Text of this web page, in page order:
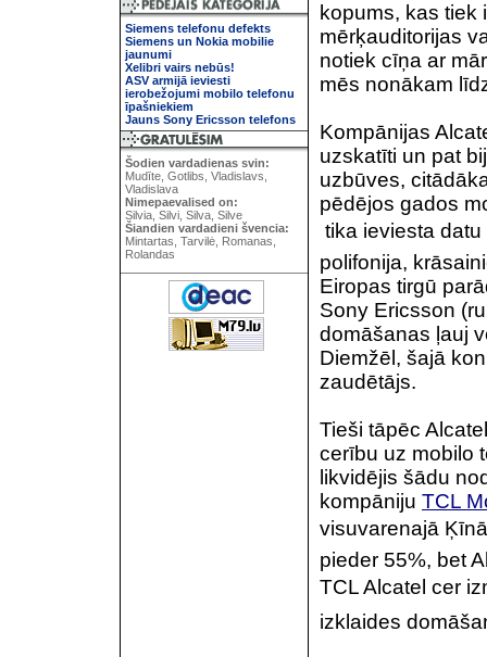
Siemens telefonu defekts
Siemens un Nokia mobilie
jaunumi
Xelibri vairs nebūs!
ASV armijā ieviesti
ierobežojumi mobilo telefonu
īpašniekiem
Jauns Sony Ericsson telefons
Šodien vardadienas svin:
Mudīte, Gotlibs, Vladislavs,
Vladislava
Nimepaevalised on:
Silvia, Silvi, Silva, Silve
Šiandien vardadieni švencia:
Mintartas, Tarvilė, Romanas,
Rolandas
kopums, kas tiek
mērķauditorijas
notiek cīņa ar
mēs nonākam
Kompānijas
uzskatīti un pat
uzbūves,
pēdējos gados
 tika ieviesta
polifonija,
Eiropas tirgū
Sony Ericsson
domāšanas ļauj
Diemžēl, šajā
zaudētājs.
Tieši tāpēc
cerību uz mobilo
likvidējis šādu
kompāniju TCL
visuvarenajā
pieder 55%, bet
TCL Alcatel cer
izklaides